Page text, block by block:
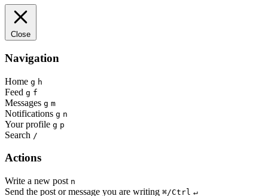
Close
Navigation
Home g h
Feed g f
Messages g m
Notifications g n
Your profile g p
Search /
Actions
Write a new post n
Send the post or message you are writing ⌘/Ctrl ↵